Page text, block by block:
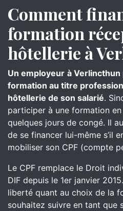
Comment
formation
hôtellerie à
Un employeur à
formation au titre
hôtellerie de son salarié.
participer à une formation
quelques jours de congé. Il
de se financer lui-même s’il
mobiliser son CPF (compte
Le CPF remplace le Droit
DIF depuis le 1er janvier
liberté quant au choix de la
souhaitez suivre en tant que